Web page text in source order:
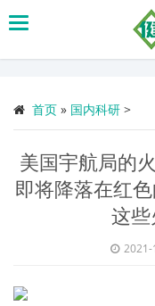
搜
首页 » 国内科研 >
美国宇航局的
即将降落在红
这
2021-